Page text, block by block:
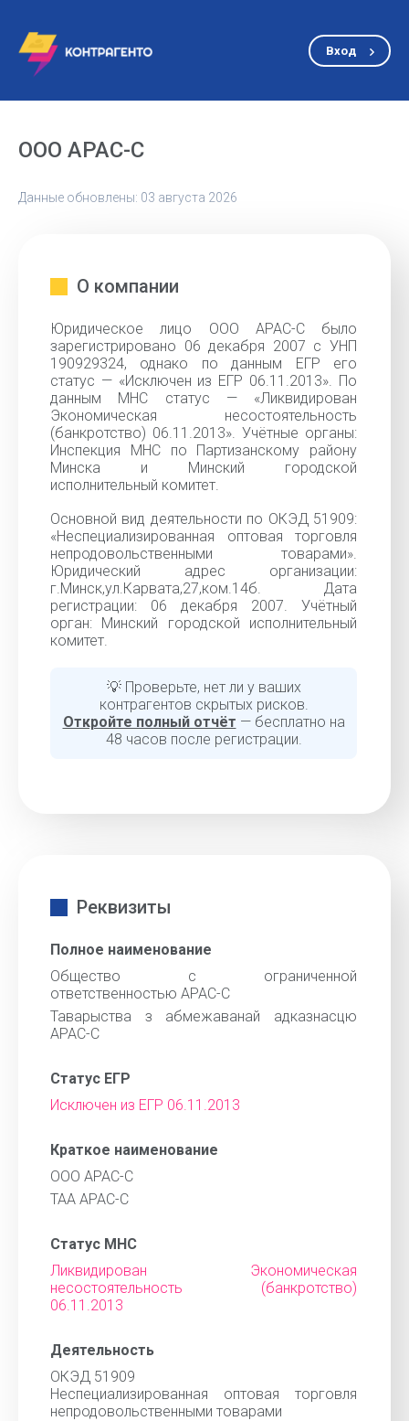
Вход
ООО АРАС-С
Данные обновлены: 03 августа 2026
О компании
Юридическое лицо ООО АРАС-С было
зарегистрировано 06 декабря 2007 с УНП
190929324, однако по данным ЕГР его
статус — «Исключен из ЕГР 06.11.2013». По
данным МНС статус — «Ликвидирован
Экономическая несостоятельность
(банкротство) 06.11.2013». Учётные органы:
Инспекция МНС по Партизанскому району
Минска и Минский городской
исполнительный комитет.
Основной вид деятельности по ОКЭД 51909:
«Неспециализированная оптовая торговля
непродовольственными товарами».
Юридический адрес организации:
г.Минск,ул.Карвата,27,ком.14б. Дата
регистрации: 06 декабря 2007. Учётный
орган: Минский городской исполнительный
комитет.
💡 Проверьте, нет ли у ваших
контрагентов скрытых рисков.
Откройте полный отчёт — бесплатно на
48 часов после регистрации.
Реквизиты
Полное наименование
Общество с ограниченной
ответственностью АРАС-С
Таварыства з абмежаванай адказнасцю
АРАС-С
Статус ЕГР
Исключен из ЕГР 06.11.2013
Краткое наименование
ООО АРАС-С
ТАА АРАС-С
Статус МНС
Ликвидирован Экономическая
несостоятельность (банкротство)
06.11.2013
Деятельность
ОКЭД 51909
Неспециализированная оптовая торговля
непродовольственными товарами